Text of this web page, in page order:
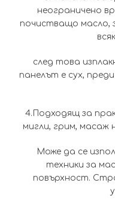
неограничено
почистващо масло,
след това
панелът е сух,
4.Подходящ за
мигли, грим, масаж
Може да се
техники за
повърхност.